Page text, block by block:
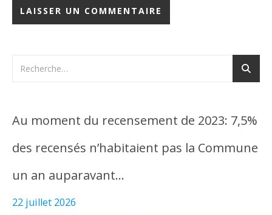
Au moment du recensement de 2023: 7,5%
des recensés n’habitaient pas la Commune
un an auparavant…
22 juillet 2026